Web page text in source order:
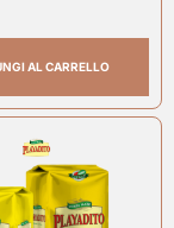
AL CARRELLO